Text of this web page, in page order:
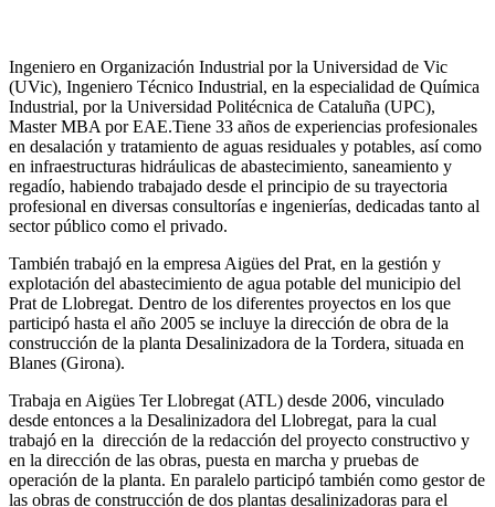
Ingeniero en Organización Industrial por la Universidad de Vic
(UVic), Ingeniero Técnico Industrial, en la especialidad de Química
Industrial, por la Universidad Politécnica de Cataluña (UPC),
Master MBA por EAE.Tiene 33 años de experiencias profesionales
en desalación y tratamiento de aguas residuales y potables, así como
en infraestructuras hidráulicas de abastecimiento, saneamiento y
regadío, habiendo trabajado desde el principio de su trayectoria
profesional en diversas consultorías e ingenierías, dedicadas tanto al
sector público como el privado.
También trabajó en la empresa Aigües del Prat, en la gestión y
explotación del abastecimiento de agua potable del municipio del
Prat de Llobregat. Dentro de los diferentes proyectos en los que
participó hasta el año 2005 se incluye la dirección de obra de la
construcción de la planta Desalinizadora de la Tordera, situada en
Blanes (Girona).
Trabaja en Aigües Ter Llobregat (ATL) desde 2006, vinculado
desde entonces a la Desalinizadora del Llobregat, para la cual
trabajó en la dirección de la redacción del proyecto constructivo y
en la dirección de las obras, puesta en marcha y pruebas de
operación de la planta. En paralelo participó también como gestor de
las obras de construcción de dos plantas desalinizadoras para el